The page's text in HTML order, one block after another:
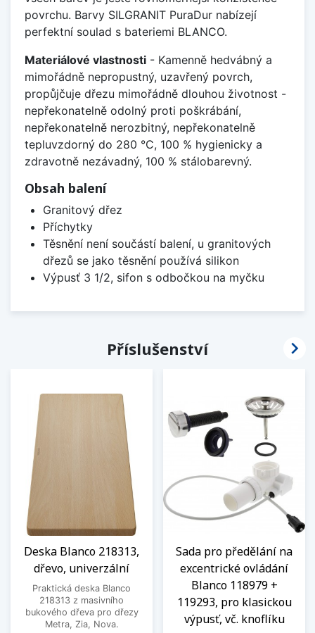
povrchu. Barvy SILGRANIT PuraDur nabízejí
perfektní soulad s bateriemi BLANCO.
Materiálové vlastnosti - Kamenně hedvábný a
mimořádně nepropustný, uzavřený povrch,
propůjčuje dřezu mimořádně dlouhou životnost -
nepřekonatelně odolný proti poškrábání,
nepřekonatelně nerozbitný, nepřekonatelně
tepluvzdorný do 280 °C, 100 % hygienicky a
zdravotně nezávadný, 100 % stálobarevný.
Obsah balení
Granitový dřez
Příchytky
Těsnění není součástí balení, u granitových
dřezů se jako těsnění používá silikon
Výpusť 3 1/2, sifon s odbočkou na myčku
Příslušenství
Deska Blanco 218313,
dřevo, univerzální
Praktická deska Blanco
218313 z masivního
bukového dřeva pro dřezy
Metra, Zia, Nova.
Sada pro předělání na
excentrické ovládání
Blanco 118979 +
119293, pro klasickou
výpusť, vč. knoflíku
